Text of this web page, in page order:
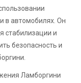
в автомобилях. Он
стабилизации и
безопасность и
Ламборгини